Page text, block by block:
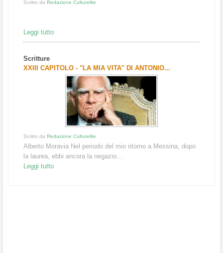
Scritto da Redazione Culturelite
Leggi tutto
Scritture
XXIII CAPITOLO - "LA MIA VITA" DI ANTONIO...
Scritto da Redazione Culturelite
Alberto Moravia Nel periodo del mio ritorno a Messina, dopo
la laurea, ebbi ancora la negazio...
Leggi tutto